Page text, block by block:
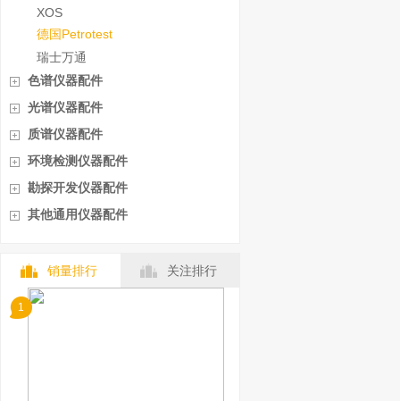
XOS
德国Petrotest
瑞士万通
色谱仪器配件
光谱仪器配件
质谱仪器配件
环境检测仪器配件
勘探开发仪器配件
其他通用仪器配件
销量排行 关注排行
1